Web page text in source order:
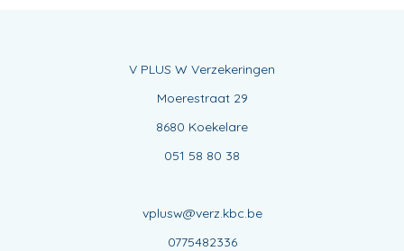
V PLUS W Verzekeringen
Moerestraat 29
8680 Koekelare
051 58 80 38
vplusw@verz.kbc.be
0775482336